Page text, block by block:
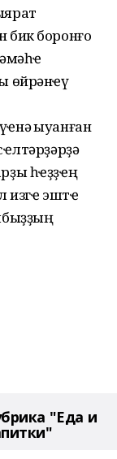
бик боронғо
өйрәнҽү
ҡыуанған
һҽҙҙҽң
изгҽ эштҽ
"Еда и